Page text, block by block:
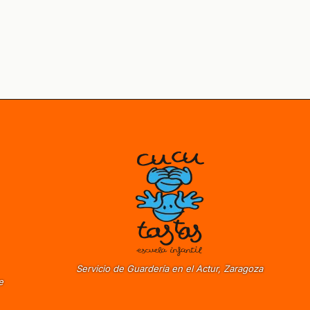
Servicio de Guardería en el Actur, Zaragoza